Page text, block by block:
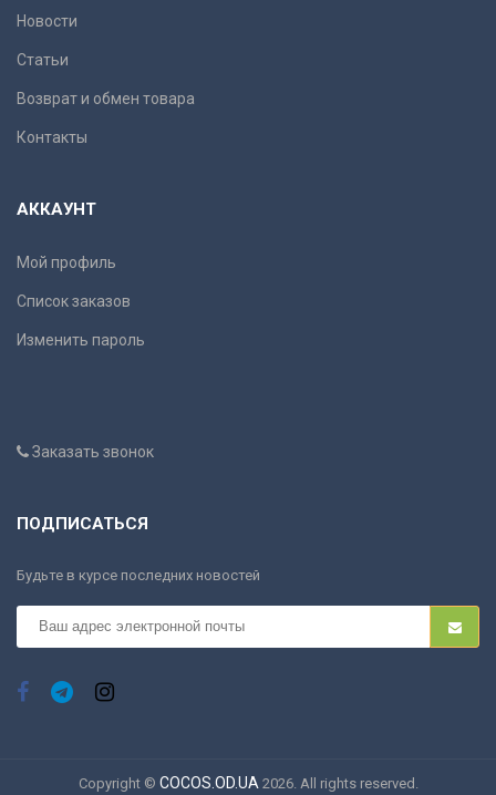
Новости
Статьи
Возврат и обмен товара
Контакты
АККАУНТ
Мой профиль
Список заказов
Изменить пароль
Заказать звонок
ПОДПИСАТЬСЯ
Будьте в курсе последних новостей
Copyright © COCOS.OD.UA 2026. All rights reserved.